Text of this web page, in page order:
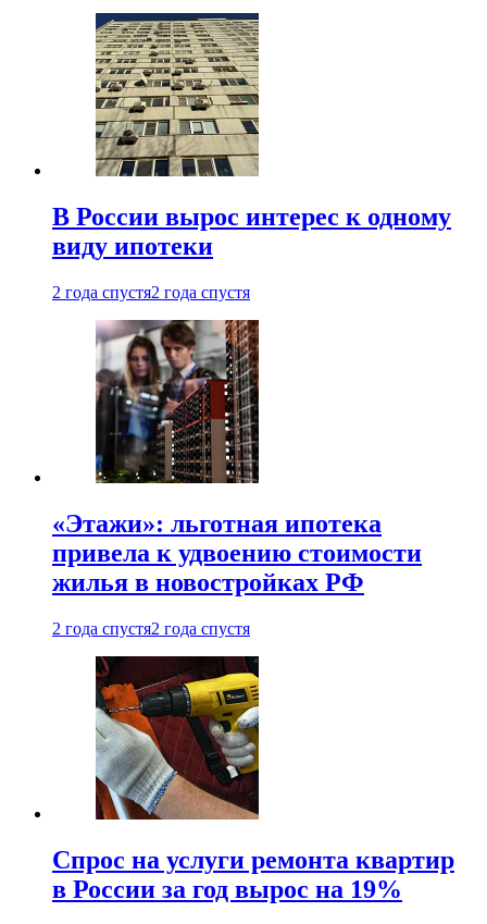
В России вырос интерес к одному
виду ипотеки
2 года спустя2 года спустя
«Этажи»: льготная ипотека
привела к удвоению стоимости
жилья в новостройках РФ
2 года спустя2 года спустя
Спрос на услуги ремонта квартир
в России за год вырос на 19%